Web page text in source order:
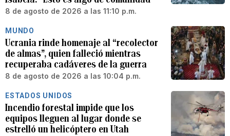
8 de agosto de 2026 a las 11:10 p.m.
MUNDO
Ucrania rinde homenaje al “recolector
de almas”, quien falleció mientras
recuperaba cadáveres de la guerra
8 de agosto de 2026 a las 10:04 p.m.
ESTADOS UNIDOS
Incendio forestal impide que los
equipos lleguen al lugar donde se
estrelló un helicóptero en Utah